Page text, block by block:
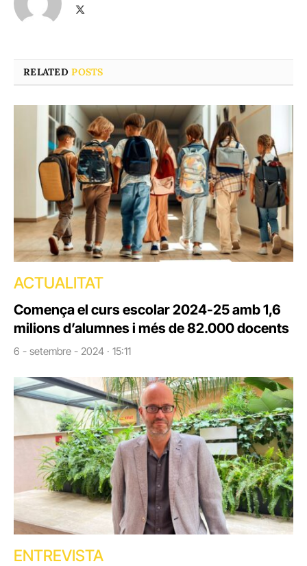
RELATEDPOSTS
ACTUALITAT
Comença el curs escolar 2024-25 amb 1,6
milions d’alumnes i més de 82.000 docents
6 - setembre - 2024 · 15:11
ENTREVISTA